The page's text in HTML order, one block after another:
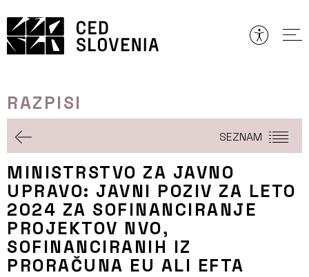
to
vsebine
RAZPISI
SEZNAM
MINISTRSTVO ZA JAVNO
UPRAVO: JAVNI POZIV ZA LETO
2024 ZA SOFINANCIRANJE
PROJEKTOV NVO,
SOFINANCIRANIH IZ
PRORAČUNA EU ALI EFTA